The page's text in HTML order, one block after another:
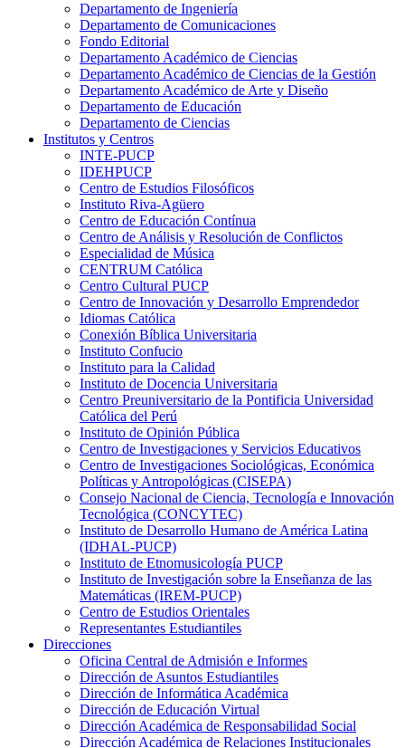
Departamento de Ingeniería
Departamento de Comunicaciones
Fondo Editorial
Departamento Académico de Ciencias
Departamento Académico de Ciencias de la Gestión
Departamento Académico de Arte y Diseño
Departamento de Educación
Departamento de Ciencias
Institutos y Centros
INTE-PUCP
IDEHPUCP
Centro de Estudios Filosóficos
Instituto Riva-Agüero
Centro de Educación Contínua
Centro de Análisis y Resolución de Conflictos
Especialidad de Música
CENTRUM Católica
Centro Cultural PUCP
Centro de Innovación y Desarrollo Emprendedor
Idiomas Católica
Conexión Bíblica Universitaria
Instituto Confucio
Instituto para la Calidad
Instituto de Docencia Universitaria
Centro Preuniversitario de la Pontificia Universidad
Católica del Perú
Instituto de Opinión Pública
Centro de Investigaciones y Servicios Educativos
Centro de Investigaciones Sociológicas, Económica
Políticas y Antropológicas (CISEPA)
Consejo Nacional de Ciencia, Tecnología e Innovación
Tecnológica (CONCYTEC)
Instituto de Desarrollo Humano de América Latina
(IDHAL-PUCP)
Instituto de Etnomusicología PUCP
Instituto de Investigación sobre la Enseñanza de las
Matemáticas (IREM-PUCP)
Centro de Estudios Orientales
Representantes Estudiantiles
Direcciones
Oficina Central de Admisión e Informes
Dirección de Asuntos Estudiantiles
Dirección de Informática Académica
Dirección de Educación Virtual
Dirección Académica de Responsabilidad Social
Dirección Académica de Relaciones Institucionales